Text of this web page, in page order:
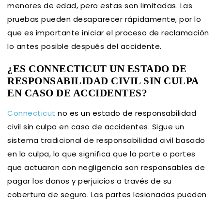
menores de edad, pero estas son limitadas. Las
pruebas pueden desaparecer rápidamente, por lo
que es importante iniciar el proceso de reclamación
lo antes posible después del accidente.
¿ES CONNECTICUT UN ESTADO DE
RESPONSABILIDAD CIVIL SIN CULPA
EN CASO DE ACCIDENTES?
Connecticut no es un estado de responsabilidad
civil sin culpa en caso de accidentes. Sigue un
sistema tradicional de responsabilidad civil basado
en la culpa, lo que significa que la parte o partes
que actuaron con negligencia son responsables de
pagar los daños y perjuicios a través de su
cobertura de seguro. Las partes lesionadas pueden